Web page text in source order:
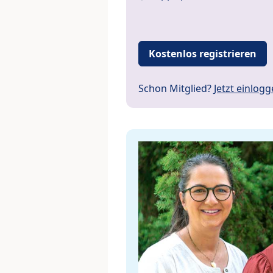
Kostenlos registrieren
Schon Mitglied? Jetzt